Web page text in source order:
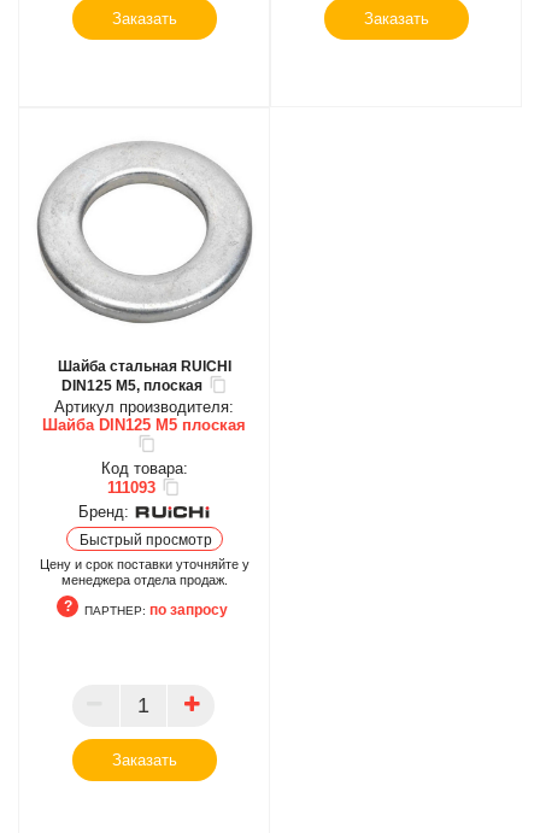
Заказать Заказать
Шайба стальная RUICHI
DIN125 М5, плоская
Артикул производителя:
Шайба DIN125 М5 плоская
Код товара:
111093
Бренд:
Быстрый просмотр
Цену и срок поставки уточняйте у
менеджера отдела продаж.
ПАРТНЕР: по запросу
Заказать